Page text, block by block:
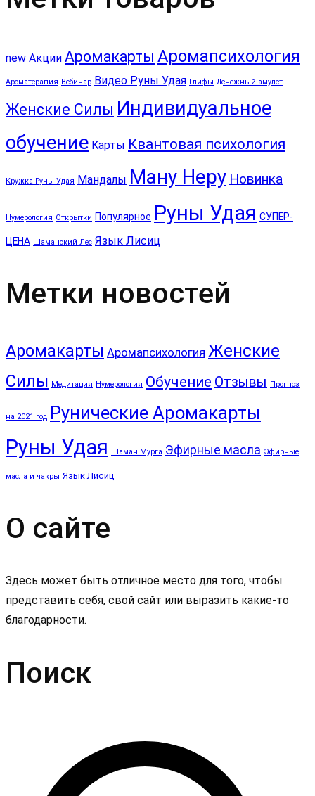
new Акции Аромакарты Аромапсихология
Ароматерапия Вебинар Видео Руны Удая Глифы Денежный амулет
Женские Силы Индивидуальное
обучение Карты Квантовая психология
Кружка Руны Удая Мандалы Ману Неру Новинка
Нумерология Открытки Популярное Руны Удая СУПЕР-
ЦЕНА Шаманский Лес Язык Лисиц
Метки новостей
Аромакарты Аромапсихология Женские
Силы Медитация Нумерология Обучение Отзывы Прогноз
на 2021 год Рунические Аромакарты
Руны Удая Шаман Мурга Эфирные масла Эфирные
масла и чакры Язык Лисиц
О сайте
Здесь может быть отличное место для того, чтобы
представить себя, свой сайт или выразить какие-то
благодарности.
Поиск